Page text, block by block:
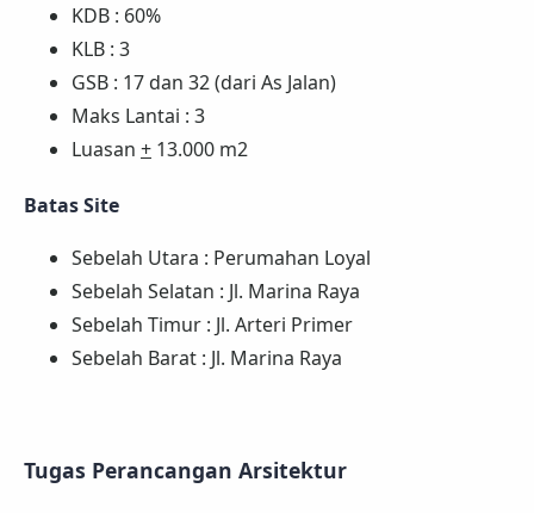
KDB : 60%
KLB : 3
GSB : 17 dan 32 (dari As Jalan)
Maks Lantai : 3
Luasan + 13.000 m2
Batas Site
Sebelah Utara : Perumahan Loyal
Sebelah Selatan : Jl. Marina Raya
Sebelah Timur : Jl. Arteri Primer
Sebelah Barat : Jl. Marina Raya
Tugas Perancangan Arsitektur